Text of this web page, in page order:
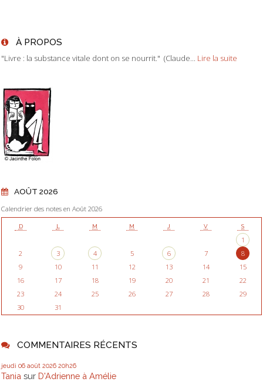
À PROPOS
"Livre : la substance vitale dont on se nourrit." (Claude... Lire la suite
AOÛT 2026
Calendrier des notes en Août 2026
D L M M J V S
1
2
3 4 5 6 7
8
9
10 11 12 13 14
15
16
17 18 19 20 21
22
23
24 25 26 27 28
29
30
31
COMMENTAIRES RÉCENTS
jeudi 06 août 2026 20h26
Tania sur D'Adrienne à Amélie